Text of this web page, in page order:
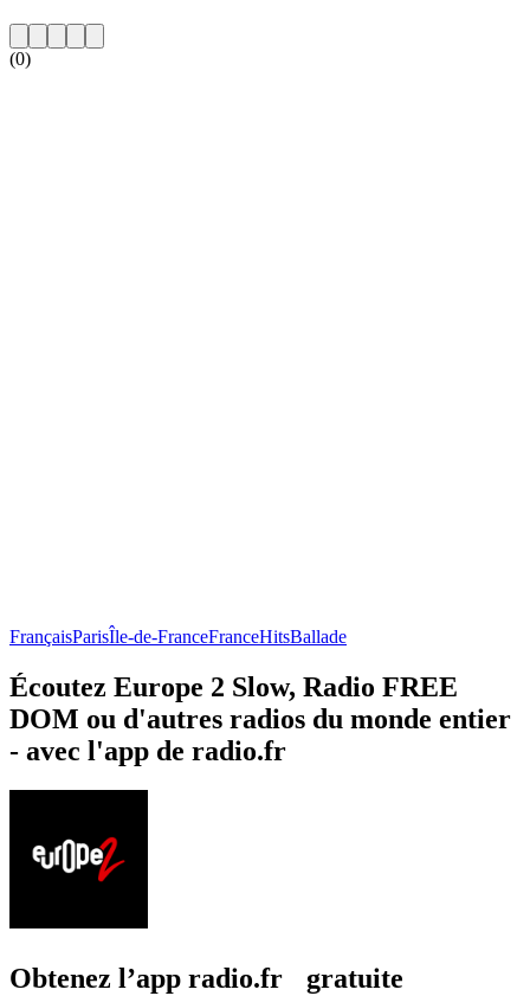
(0)
FrançaisParisÎle-de-FranceFranceHitsBallade
Écoutez Europe 2 Slow, Radio FREE
DOM ou d'autres radios du monde entier
- avec l'app de radio.fr
Obtenez l’app radio.fr gratuite